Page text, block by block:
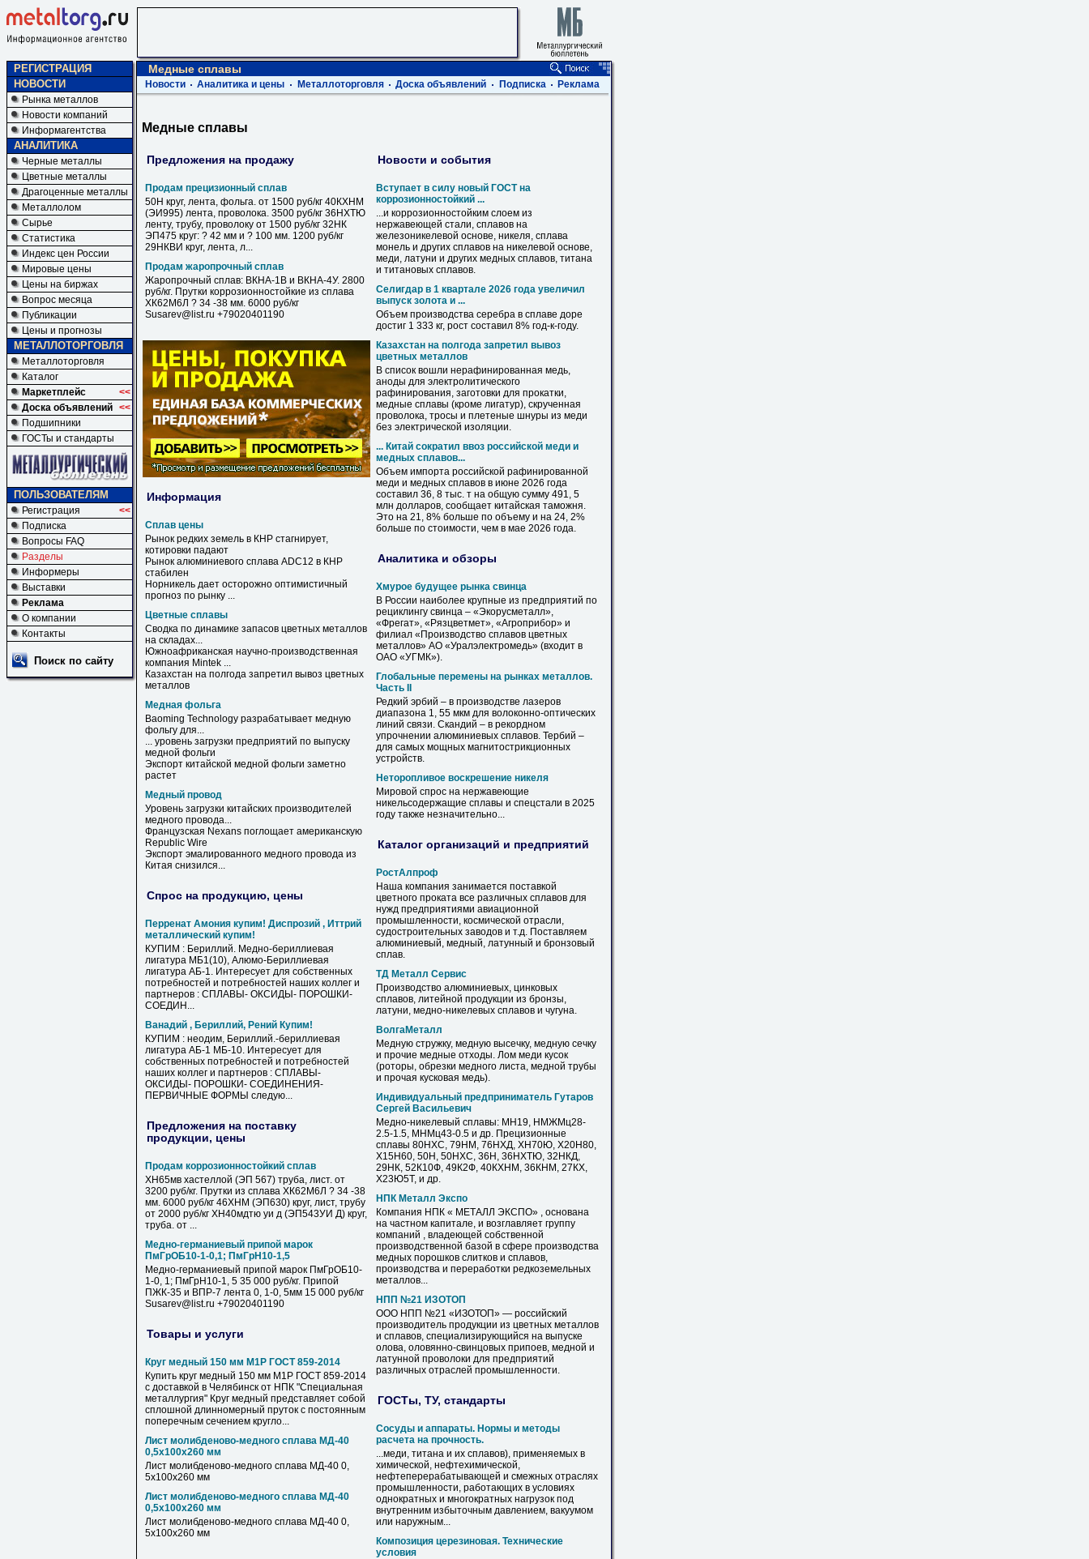
РЕГИСТРАЦИЯ
НОВОСТИ
Рынка металлов
Новости компаний
Информагентства
АНАЛИТИКА
Черные металлы
Цветные металлы
Драгоценные металлы
Металлолом
Сырье
Статистика
Индекс цен России
Мировые цены
Цены на биржах
Вопрос месяца
Публикации
Цены и прогнозы
МЕТАЛЛОТОРГОВЛЯ
Металлоторговля
Каталог
Маркетплейс
<<
Доска объявлений <<
Подшипники
ГОСТы и стандарты
ПОЛЬЗОВАТЕЛЯМ
Регистрация
<<
Подписка
Вопросы FAQ
Разделы
Информеры
Выставки
Реклама
О компании
Контакты
Поиск по сайту
Медные сплавы
Новости Аналитика и цены Металлоторговля Доска объявлений Подписка Реклама
Медные сплавы
Предложения на продажу
Продам прецизионный сплав
50Н круг, лента, фольга. от 1500 руб/кг 40КХНМ
(ЭИ995) лента, проволока. 3500 руб/кг 36НХТЮ
ленту, трубу, проволоку от 1500 руб/кг 32НК
ЭП475 круг: ? 42 мм и ? 100 мм. 1200 руб/кг
29НКВИ круг, лента, л...
Продам жаропрочный сплав
Жаропрочный сплав: ВКНА-1В и ВКНА-4У. 2800
руб/кг. Прутки коррозионностойкие из сплава
ХК62М6Л ? 34 -38 мм. 6000 руб/кг
Susarev@list.ru +79020401190
Информация
Сплав цены
Рынок редких земель в КНР стагнирует,
котировки падают
Рынок алюминиевого сплава ADC12 в КНР
стабилен
Норникель дает осторожно оптимистичный
прогноз по рынку ...
Цветные сплавы
Сводка по динамике запасов цветных металлов
на складах...
Южноафриканская научно-производственная
компания Mintek ...
Казахстан на полгода запретил вывоз цветных
металлов
Медная фольга
Baoming Technology разрабатывает медную
фольгу для...
... уровень загрузки предприятий по выпуску
медной фольги
Экспорт китайской медной фольги заметно
растет
Медный провод
Уровень загрузки китайских производителей
медного провода...
Французская Nexans поглощает американскую
Republic Wire
Экспорт эмалированного медного провода из
Китая снизился...
Спрос на продукцию, цены
Перренат Амония купим! Диспрозий , Иттрий
металлический купим!
КУПИМ : Бериллий. Медно-бериллиевая
лигатура МБ1(10), Алюмо-Бериллиевая
лигатура АБ-1. Интересует для собственных
потребностей и потребностей наших коллег и
партнеров : СПЛАВЫ- ОКСИДЫ- ПОРОШКИ-
СОЕДИН...
Ванадий , Бериллий, Рений Купим!
КУПИМ : неодим, Бериллий.-бериллиевая
лигатура АБ-1 МБ-10. Интересует для
собственных потребностей и потребностей
наших коллег и партнеров : СПЛАВЫ-
ОКСИДЫ- ПОРОШКИ- СОЕДИНЕНИЯ-
ПЕРВИЧНЫЕ ФОРМЫ следую...
Предложения на поставку
продукции, цены
Продам коррозионностойкий сплав
ХН65мв хастеллой (ЭП 567) труба, лист. от
3200 руб/кг. Прутки из сплава ХК62М6Л ? 34 -38
мм. 6000 руб/кг 46ХНМ (ЭП630) круг, лист, трубу
от 2000 руб/кг ХН40мдтю уи д (ЭП543УИ Д) круг,
труба. от ...
Медно-германиевый припой марок
ПмГрОБ10-1-0,1; ПмГрН10-1,5
Медно-германиевый припой марок ПмГрОБ10-
1-0, 1; ПмГрН10-1, 5 35 000 руб/кг. Припой
ПЖК-35 и ВПР-7 лента 0, 1-0, 5мм 15 000 руб/кг
Susarev@list.ru +79020401190
Товары и услуги
Круг медный 150 мм М1Р ГОСТ 859-2014
Купить круг медный 150 мм М1Р ГОСТ 859-2014
с доставкой в Челябинск от НПК "Специальная
металлургия" Круг медный представляет собой
сплошной длинномерный пруток с постоянным
поперечным сечением кругло...
Лист молибденово-медного сплава МД-40
0,5х100х260 мм
Лист молибденово-медного сплава МД-40 0,
5х100х260 мм
Лист молибденово-медного сплава МД-40
0,5х100х260 мм
Лист молибденово-медного сплава МД-40 0,
5х100х260 мм
Новости и события
Вступает в силу новый ГОСТ на
коррозионностойкий ...
...и коррозионностойким слоем из
нержавеющей стали, сплавов на
железоникелевой основе, никеля, сплава
монель и других сплавов на никелевой основе,
меди, латуни и других медных сплавов, титана
и титановых сплавов.
Селигдар в 1 квартале 2026 года увеличил
выпуск золота и ...
Объем производства серебра в сплаве доре
достиг 1 333 кг, рост составил 8% год-к-году.
Казахстан на полгода запретил вывоз
цветных металлов
В список вошли нерафинированная медь,
аноды для электролитического
рафинирования, заготовки для прокатки,
медные сплавы (кроме лигатур), скрученная
проволока, тросы и плетеные шнуры из меди
без электрической изоляции.
... Китай сократил ввоз российской меди и
медных сплавов...
Объем импорта российской рафинированной
меди и медных сплавов в июне 2026 года
составил 36, 8 тыс. т на общую сумму 491, 5
млн долларов, сообщает китайская таможня.
Это на 21, 8% больше по объему и на 24, 2%
больше по стоимости, чем в мае 2026 года.
Аналитика и обзоры
Хмурое будущее рынка свинца
В России наиболее крупные из предприятий по
рециклингу свинца – «Экорусметалл»,
«Фрегат», «Рязцветмет», «Агроприбор» и
филиал «Производство сплавов цветных
металлов» АО «Уралэлектромедь» (входит в
ОАО «УГМК»).
Глобальные перемены на рынках металлов.
Часть II
Редкий эрбий – в производстве лазеров
диапазона 1, 55 мкм для волоконно-оптических
линий связи. Скандий – в рекордном
упрочнении алюминиевых сплавов. Тербий –
для самых мощных магнитострикционных
устройств.
Неторопливое воскрешение никеля
Мировой спрос на нержавеющие
никельсодержащие сплавы и спецстали в 2025
году также незначительно...
Каталог организаций и предприятий
РостАлпроф
Наша компания занимается поставкой
цветного проката все различных сплавов для
нужд предприятиями авиационной
промышленности, космической отрасли,
судостроительных заводов и т.д. Поставляем
алюминиевый, медный, латунный и бронзовый
сплав.
ТД Металл Сервис
Производство алюминиевых, цинковых
сплавов, литейной продукции из бронзы,
латуни, медно-никелевых сплавов и чугуна.
ВолгаМеталл
Медную стружку, медную высечку, медную сечку
и прочие медные отходы. Лом меди кусок
(роторы, обрезки медного листа, медной трубы
и прочая кусковая медь).
Индивидуальный предприниматель Гутаров
Сергей Васильевич
Медно-никелевый сплавы: МН19, НМЖМц28-
2.5-1.5, МНМц43-0.5 и др. Прецизионные
сплавы 80НХС, 79НМ, 76НХД, ХН70Ю, Х20Н80,
Х15Н60, 50Н, 50НХС, 36Н, 36НХТЮ, 32НКД,
29НК, 52К10Ф, 49К2Ф, 40КХНМ, 36КНМ, 27КХ,
Х23Ю5Т, и др.
НПК Металл Экспо
Компания НПК « МЕТАЛЛ ЭКСПО» , основана
на частном капитале, и возглавляет группу
компаний , владеющей собственной
производственной базой в сфере производства
медных порошков слитков и сплавов,
производства и переработки редкоземельных
металлов...
НПП №21 ИЗОТОП
ООО НПП №21 «ИЗОТОП» — российский
производитель продукции из цветных металлов
и сплавов, специализирующийся на выпуске
олова, оловянно-свинцовых припоев, медной и
латунной проволоки для предприятий
различных отраслей промышленности.
ГОСТы, ТУ, стандарты
Сосуды и аппараты. Нормы и методы
расчета на прочность.
...меди, титана и их сплавов), применяемых в
химической, нефтехимической,
нефтеперерабатывающей и смежных отраслях
промышленности, работающих в условиях
однократных и многократных нагрузок под
внутренним избыточным давлением, вакуумом
или наружным...
Композиция церезиновая. Технические
условия